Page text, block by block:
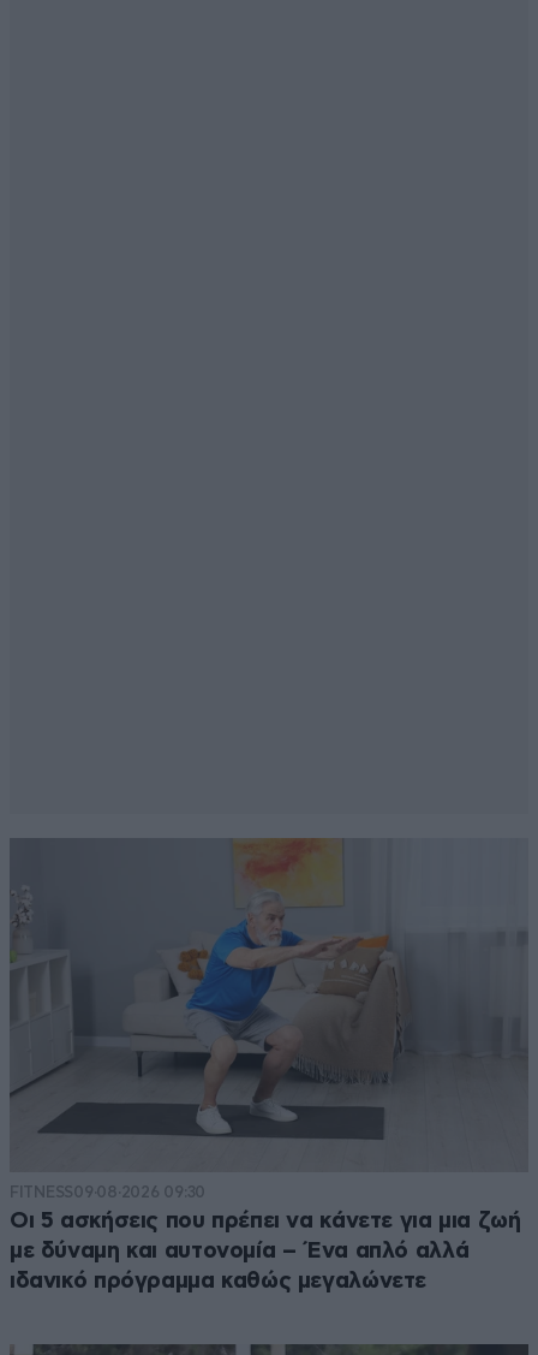
FITNESS09·08·2026 09:30
Οι 5 ασκήσεις που πρέπει να κάνετε για μια ζωή
με δύναμη και αυτονομία – Ένα απλό αλλά
ιδανικό πρόγραμμα καθώς μεγαλώνετε